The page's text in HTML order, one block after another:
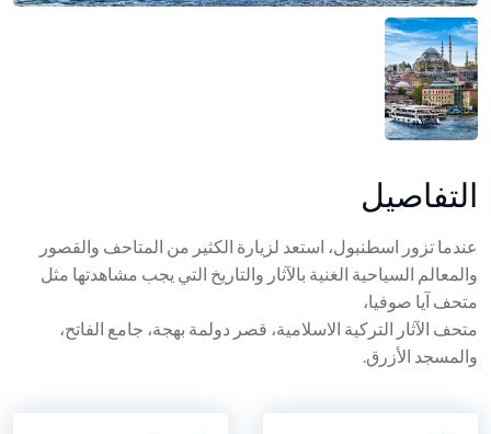
التفاصيل
عندما تزور اسطنبول، استعد لزيارة الكثير من المتاحف والقصور
والمعالم السياحية الغنية بالآثار والتاريخ التي يجب مشاهدتها مثل
متحف آيا صوفيا،
متحف الآثار التركية الاسلامية، قصر دولمة بهجة، جامع الفاتح،
والمسجد الأزرق.